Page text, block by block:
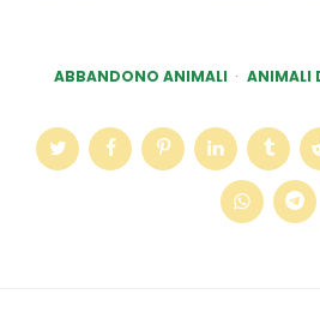
ABBANDONO ANIMALI ANIMALI